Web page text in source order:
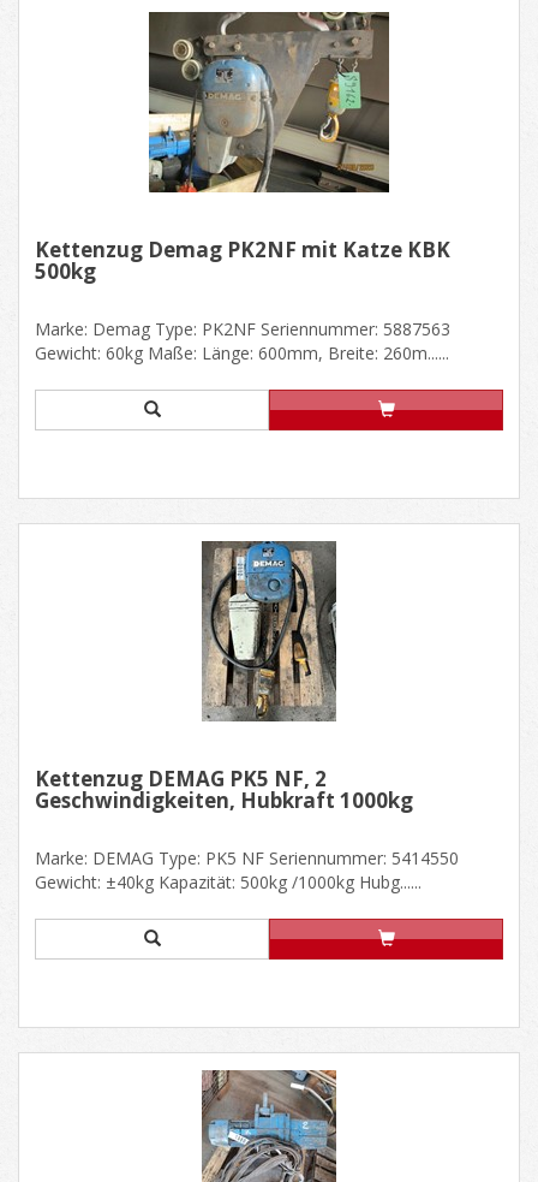
Kettenzug Demag PK2NF mit Katze KBK
500kg
Marke: Demag Type: PK2NF Seriennummer: 5887563
Gewicht: 60kg Maße: Länge: 600mm, Breite: 260m......
Kettenzug DEMAG PK5 NF, 2
Geschwindigkeiten, Hubkraft 1000kg
Marke: DEMAG Type: PK5 NF Seriennummer: 5414550
Gewicht: ±40kg Kapazität: 500kg /1000kg Hubg......